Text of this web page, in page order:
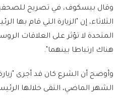
وقال بيسكوف، في تصريح
الثلاثاء، إن "الزيارة التي قام بها
المتحدة لا تؤثر على العلاقات
هناك ارتباطا بينهما".
وأوضح أن الشرع كان قد أجرى
الشهر الماضي، التقى خلالها